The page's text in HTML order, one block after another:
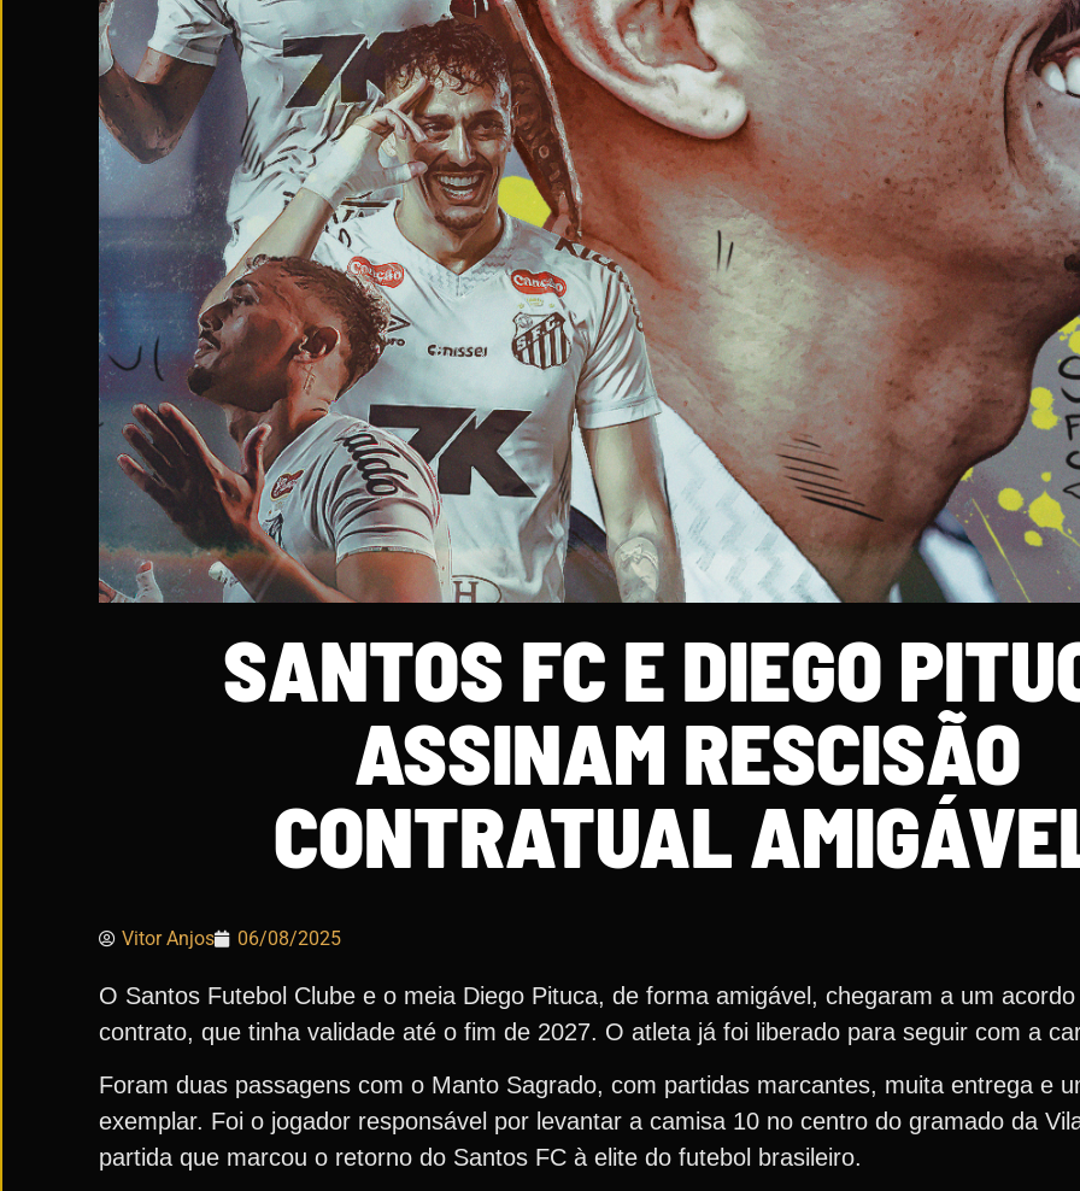
SANTOS FC E DIEGO
ASSINAM RESCISÃO
CONTRATUAL
Vitor Anjos 06/08/2025
O Santos Futebol Clube e o meia Diego Pituca, de forma amigável, chegaram a um
contrato, que tinha validade até o fim de 2027. O atleta já foi liberado para seguir com a
Foram duas passagens com o Manto Sagrado, com partidas marcantes, muita entrega e
exemplar. Foi o jogador responsável por levantar a camisa 10 no centro do gramado da
partida que marcou o retorno do Santos FC à elite do futebol brasileiro.